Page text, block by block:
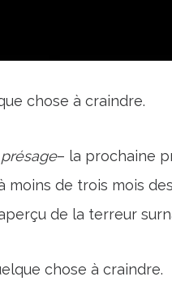
chose à craindre.
– la prochaine
moins de trois mois
de la terreur
chose à craindre.